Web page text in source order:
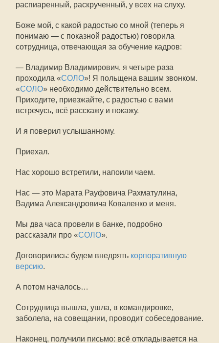
распиаренный, раскрученный, у всех на слуху.
Боже мой, с какой радостью со мной (теперь я
понимаю — с показной радостью) говорила
сотрудница, отвечающая за обучение кадров:
— Владимир Владимирович, я четыре раза
проходила «СОЛО»! Я польщена вашим звонком.
«СОЛО» необходимо действительно всем.
Приходите, приезжайте, с радостью с вами
встречусь, всё расскажу и покажу.
И я поверил услышанному.
Приехал.
Нас хорошо встретили, напоили чаем.
Нас — это Марата Рауфовича Рахматулина,
Вадима Александровича Коваленко и меня.
Мы два часа провели в банке, подробно
рассказали про «СОЛО».
Договорились: будем внедрять корпоративную
версию.
А потом началось…
Сотрудница вышла, ушла, в командировке,
заболела, на совещании, проводит собеседование.
Наконец, получили письмо: всё откладывается на